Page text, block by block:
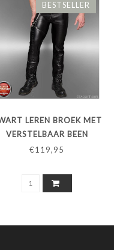
BESTSELLER
LEREN BROEK MET
VERSTELBAAR BEEN
HARNAS
€119,95